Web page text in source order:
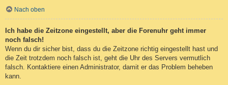
Nach oben
Ich habe die Zeitzone eingestellt, aber die Forenuhr geht immer
noch falsch!
Wenn du dir sicher bist, dass du die Zeitzone richtig eingestellt hast und
die Zeit trotzdem noch falsch ist, geht die Uhr des Servers vermutlich
falsch. Kontaktiere einen Administrator, damit er das Problem beheben
kann.